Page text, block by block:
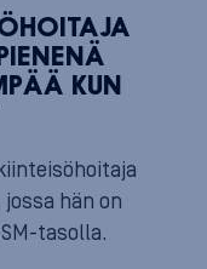
KUN
hän on
tasolla.